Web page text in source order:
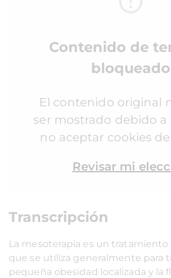
Contenido de
bloqueado
El contenido original
ser mostrado debido a
no aceptar cookies
Revisar mi
Transcripción
La mesoterapia es un
que se utiliza generalmente para
pequeña obesidad localizada y la